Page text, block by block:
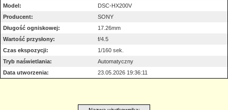
Model:
DSC-HX200V
Producent:
SONY
Długość ogniskowej:
17.26mm
Wartość przysłony:
f/4.5
Czas ekspozycji:
1/160 sek.
Tryb naświetlania:
Automatyczny
Data utworzenia:
23.05.2026 19:36:11